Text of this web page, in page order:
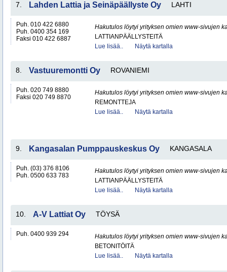
7. Lahden Lattia ja Seinäpäällyste Oy LAHTI
Puh. 010 422 6880
Puh. 0400 354 169
Faksi 010 422 6887
Hakutulos löytyi yrityksen omien www-sivujen
LATTIANPÄÄLLYSTEITÄ
Lue lisää..
Näytä kartalla
8. Vastuuremontti Oy ROVANIEMI
Puh. 020 749 8880
Faksi 020 749 8870
Hakutulos löytyi yrityksen omien www-sivujen
REMONTTEJA
Lue lisää..
Näytä kartalla
9. Kangasalan Pumppauskeskus Oy KANGASALA
Puh. (03) 376 8106
Puh. 0500 633 783
Hakutulos löytyi yrityksen omien www-sivujen
LATTIANPÄÄLLYSTEITÄ
Lue lisää..
Näytä kartalla
10. A-V Lattiat Oy TÖYSÄ
Puh. 0400 939 294
Hakutulos löytyi yrityksen omien www-sivujen
BETONITÖITÄ
Lue lisää..
Näytä kartalla